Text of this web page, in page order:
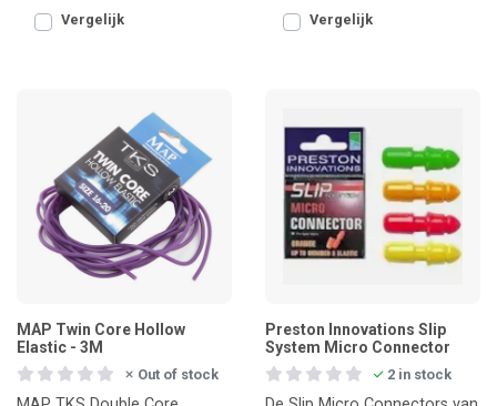
Vergelijk Vergelijk
MAP Twin Core Hollow
Elastic - 3M
Out of stock
Preston Innovations Slip
System Micro Connector
2 in stock